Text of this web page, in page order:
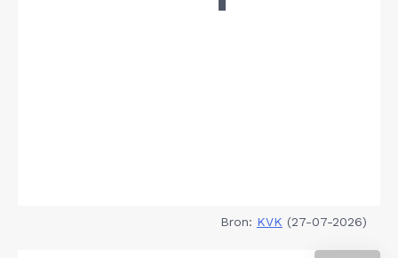
Bron: KVK (27-07-2026)